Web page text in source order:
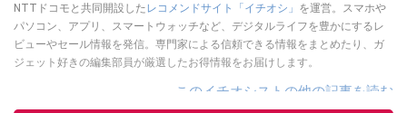
NTTドコモと共同開設した レコメンドサイト「イチオシ」 を運営。スマホや
パソコン、アプリ、スマートウォッチなど、デジタルライフを豊かにするレ
ビューやセール情報を発信。専門家による信頼できる情報をまとめたり、ガ
ジェット好きの編集部員が厳選したお得情報をお届けします。
このイチオシストの他の記事を読む